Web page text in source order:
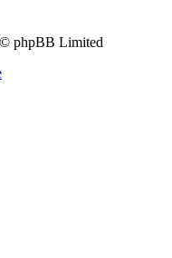
phpBB Limited